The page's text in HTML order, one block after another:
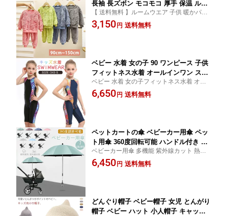
長袖 長ズボン モコモコ 厚手 保温 ルー
ムウェア ナイトウェア 90 100 110 120
130 140 150cm サイズ 丸襟 プルオーバ
【 送料無料 】ルームウエア 子供 暖かパジ
ャマ 男女兼用 保温 防寒 春秋冬 ふんわり温
かパジャマ もこもこ ゆったり 快適 リラッ
3,150 円 送料無料
ベビー 水着 女の子 90 ワンピース 子供
フィットネス水着 オールインワン スイ
ムウエア 競泳用 練習用 子供用水着 キ
ッズ水着 水泳 競泳水着 こども 女児 プ
ベビー 水着 女の子フィットネス水着 オー
ルインワン スイムウエア競泳用 練習用 子
供用水着 水着 送料無料
6,650 円 送料無料
ペットカートの傘 ベビーカー用傘 ペッ
ト用傘 360度回転可能 ハンドル付き 犬
カート ネコ ベビーカー 晴雨兼用 雨具
日傘 子供パラソル 調整可能 日焼止め
ベビーカー用傘 多機能 紫外線カット 熱中
症対策 雨よけ 頑丈 滑り止め 釣り キャンプ
農作業 自転車 直径 75cm お出かけ
6,450 円 送料無料
どんぐり帽子 ベビー帽子 女児 とんがり
帽子 ベビー ハット 小人帽子 キャップ